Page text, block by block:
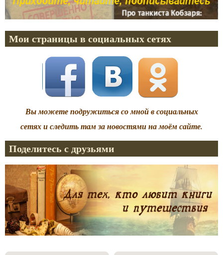
Мои страницы в социальных сетях
Вы можете подружиться со мной в социальных
сетях и следить там за новостями на моём сайте.
Поделитесь с друзьями